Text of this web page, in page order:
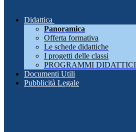
Didattica
Panoramica
Offerta formativa
Le schede didattiche
I progetti delle classi
PROGRAMMI DIDATTICI
Documenti Utili
Pubblicità Legale